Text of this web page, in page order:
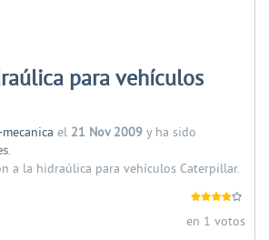
para vehículos
el 21 Nov 2009 y ha sido
.
a la hidraúlica para vehículos Caterpillar.
en 1 votos